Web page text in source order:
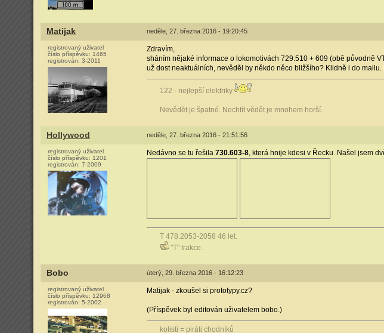
Matijak neděle, 27. března 2016 - 19:20:45
registrovaný uživatel
číslo příspěvku: 1465
registrován: 3-2011
Zdravím,
sháním nějaké informace o lokomotivách 729.510 + 609 (obě původně
už dost neaktuálních, nevěděl by někdo něco bližšího? Klidně i do mailu.
122 - nejlepší elektriky
Nevědět je špatné. Nechtít vědět je mnohem horší.
Hollywood neděle, 27. března 2016 - 21:51:56
registrovaný uživatel
číslo příspěvku: 1201
registrován: 7-2009
Nedávno se tu řešila 730.603-8, která hnije kdesi v Řecku. Našel jsem
T 478.2053-2058 46 let.
"T" trakce.
Bobo úterý, 29. března 2016 - 16:12:23
registrovaný uživatel
číslo příspěvku: 12968
registrován: 5-2002
Matijak - zkoušel si prototypy.cz?
(Příspěvek byl editován uživatelem bobo.)
kolisti = piráti chodníků